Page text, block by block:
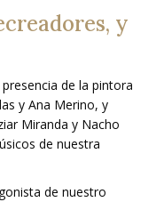
y
de la pintora
y Ana Merino, y
Miranda y Nacho
de nuestra
de nuestro